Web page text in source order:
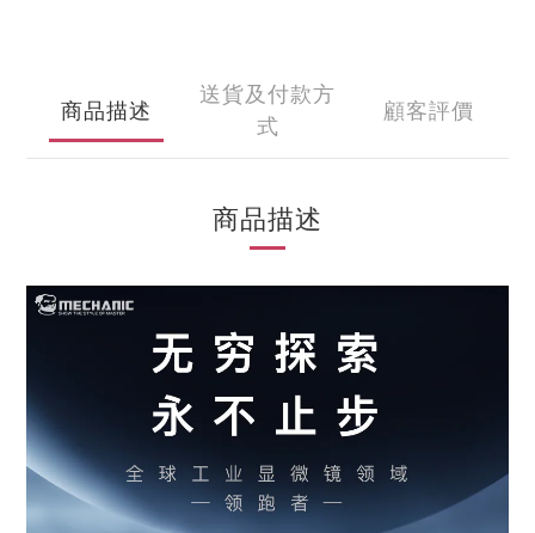
商品描述
送貨及付款方
式
顧客評價
商品描述